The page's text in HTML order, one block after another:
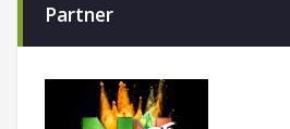
Partner